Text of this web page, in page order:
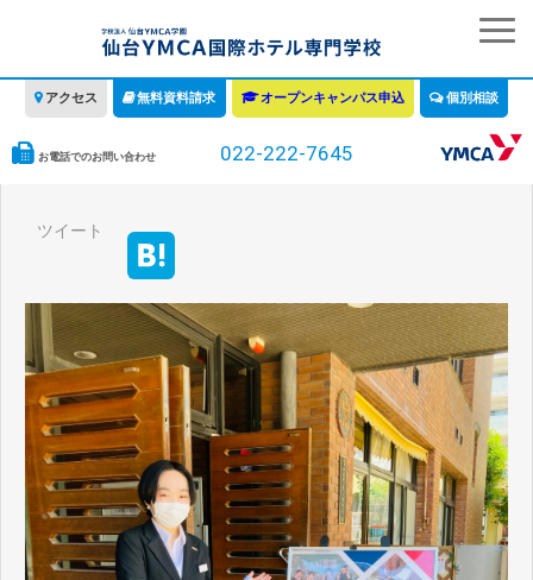
アクセス 無料資料請求 オープンキャンパス申込 個別相談
お電話でのお問い合わせ 022-222-7645
みなさまへ
情報公開
募集要項・学費・入学ガイド
ツイート